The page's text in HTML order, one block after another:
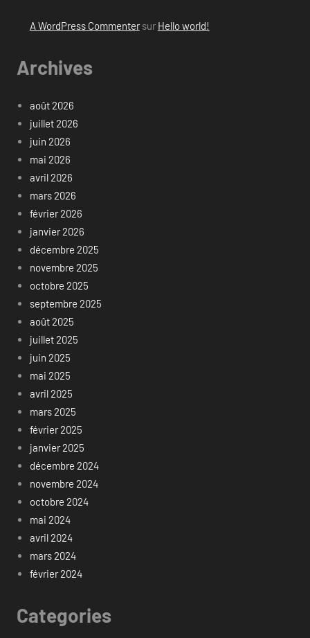
A WordPress Commentersur Hello world!
Archives
août 2026
juillet 2026
juin 2026
mai 2026
avril 2026
mars 2026
février 2026
janvier 2026
décembre 2025
novembre 2025
octobre 2025
septembre 2025
août 2025
juillet 2025
juin 2025
mai 2025
avril 2025
mars 2025
février 2025
janvier 2025
décembre 2024
novembre 2024
octobre 2024
mai 2024
avril 2024
mars 2024
février 2024
Categories